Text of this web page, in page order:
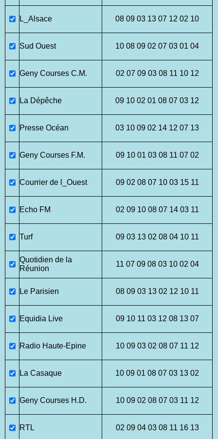
L_Alsace 08 09 03 13 07 12 02 10
Sud Ouest 10 08 09 02 07 03 01 04
Geny Courses C.M. 02 07 09 03 08 11 10 12
La Dépêche 09 10 02 01 08 07 03 12
Presse Océan 03 10 09 02 14 12 07 13
Geny Courses F.M. 09 10 01 03 08 11 07 02
Courrier de l_Ouest 09 02 08 07 10 03 15 11
Echo FM 02 09 10 08 07 14 03 11
Turf 09 03 13 02 08 04 10 11
Quotidien de la
Réunion
11 07 09 08 03 10 02 04
Le Parisien 08 09 03 13 02 12 10 11
Equidia Live 09 10 11 03 12 08 13 07
Radio Haute-Epine 10 09 03 02 08 07 11 12
La Casaque 10 09 01 08 07 03 13 02
Geny Courses H.D. 10 09 02 08 07 03 11 12
RTL 02 09 04 03 08 11 16 13